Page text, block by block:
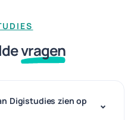
vragen
Digistudies zien op